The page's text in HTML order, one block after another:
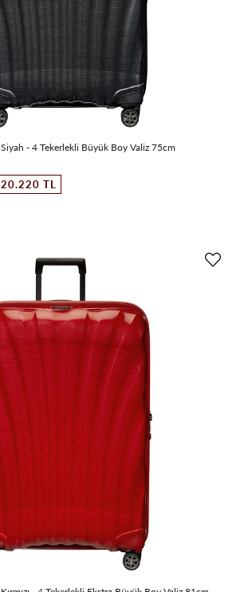
- 4 Tekerlekli Büyük Boy Valiz 75cm
20.220 TL